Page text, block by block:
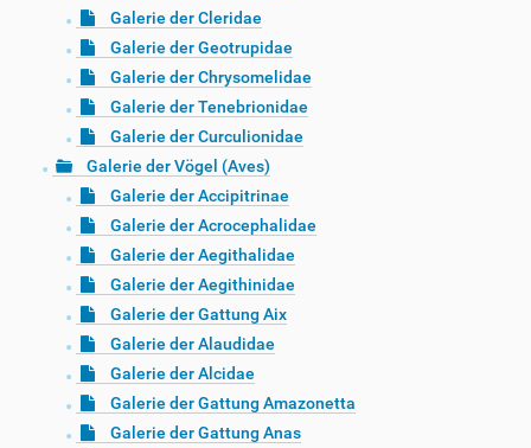
Galerie der Cleridae
Galerie der Geotrupidae
Galerie der Chrysomelidae
Galerie der Tenebrionidae
Galerie der Curculionidae
Galerie der Vögel (Aves)
Galerie der Accipitrinae
Galerie der Acrocephalidae
Galerie der Aegithalidae
Galerie der Aegithinidae
Galerie der Gattung Aix
Galerie der Alaudidae
Galerie der Alcidae
Galerie der Gattung Amazonetta
Galerie der Gattung Anas